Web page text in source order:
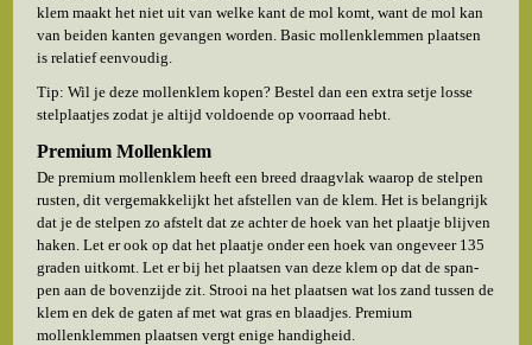
klem maakt het niet uit van welke kant de mol komt, want de mol kan
van beiden kanten gevangen worden. Basic mollenklemmen plaatsen
is relatief eenvoudig.
Tip: Wil je deze mollenklem kopen? Bestel dan een extra setje losse
stelplaatjes zodat je altijd voldoende op voorraad hebt.
Premium Mollenklem
De premium mollenklem heeft een breed draagvlak waarop de stelpen
rusten, dit vergemakkelijkt het afstellen van de klem. Het is belangrijk
dat je de stelpen zo afstelt dat ze achter de hoek van het plaatje blijven
haken. Let er ook op dat het plaatje onder een hoek van ongeveer 135
graden uitkomt. Let er bij het plaatsen van deze klem op dat de span-
pen aan de bovenzijde zit. Strooi na het plaatsen wat los zand tussen de
klem en dek de gaten af met wat gras en blaadjes. Premium
mollenklemmen plaatsen vergt enige handigheid.